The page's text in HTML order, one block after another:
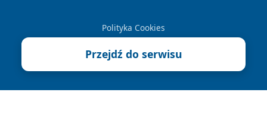
Polityka Cookies
Przejdź do serwisu